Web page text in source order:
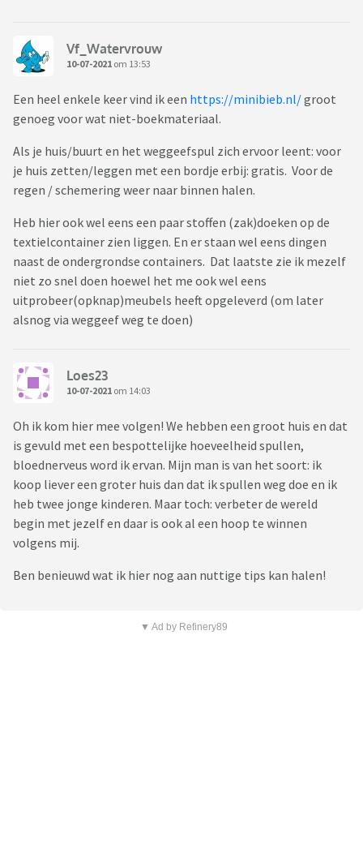
Vf_Watervrouw
10-07-2021 om 13:53
Een heel enkele keer vind ik een https://minibieb.nl/groot
genoeg voor wat niet-boekmateriaal.
Als je huis/buurt en het weggeefspul zich ervoor leent: voor
je huis zetten/leggen met een bordje erbij: gratis. Voor de
regen / schemering weer naar binnen halen.
Heb hier ook wel eens een paar stoffen (zak)doeken op de
textielcontainer zien liggen. En er staan wel eens dingen
naast de ondergrondse containers. Dat laatste zie ik mezelf
niet zo snel doen hoewel het me ook wel eens
uitprobeer(opknap)meubels heeft opgeleverd (om later
alsnog via weggeef weg te doen)
Loes23
10-07-2021 om 14:03
Oh ik kom hier mee volgen! We hebben een groot huis en dat
is gevuld met een bespottelijke hoeveelheid spullen,
bloednerveus word ik ervan. Mijn man is van het soort: ik
koop liever een groter huis dan dat ik spullen weg doe en ik
heb twee jonge kinderen. Maar toch: verbeter de wereld
begin met jezelf en daar is ook al een hoop te winnen
volgens mij.
Ben benieuwd wat ik hier nog aan nuttige tips kan halen!
▼ Ad by Refinery89